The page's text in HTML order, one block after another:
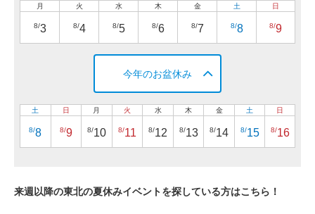
月
8/3
火
8/4
水
8/5
木
8/6
金
8/7
土
8/8
日
8/9
今年のお盆休み
土
8/8
日
8/9
月
8/10
火
8/11
水
8/12
木
8/13
金
8/14
土
8/15
日
8/16
来週以降の東北の夏休みイベントを探している方はこちら！